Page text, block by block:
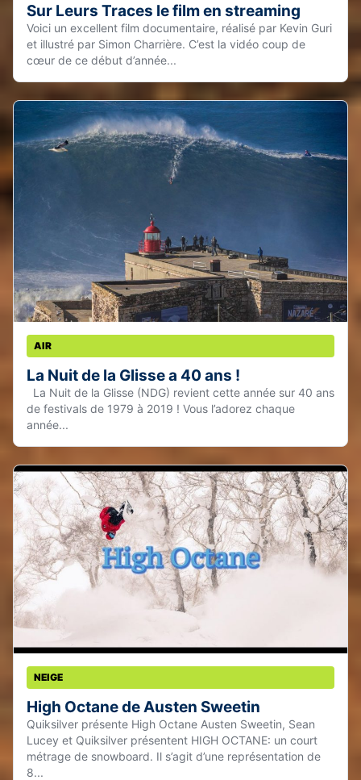
Sur Leurs Traces le film en streaming
Voici un excellent film documentaire, réalisé par Kevin Guri
et illustré par Simon Charrière. C’est la vidéo coup de
cœur de ce début d’année...
AIR
La Nuit de la Glisse a 40 ans !
La Nuit de la Glisse (NDG) revient cette année sur 40 ans
de festivals de 1979 à 2019 ! Vous l’adorez chaque
année...
NEIGE
High Octane de Austen Sweetin
Quiksilver présente High Octane Austen Sweetin, Sean
Lucey et Quiksilver présentent HIGH OCTANE: un court
métrage de snowboard. Il s’agit d’une représentation de
8...